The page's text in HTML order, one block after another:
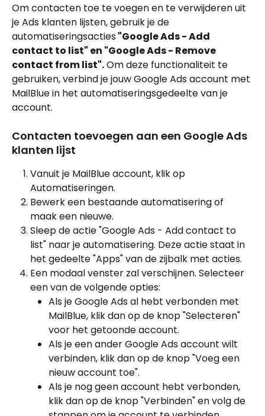
Om contacten toe te voegen en te verwijderen uit
je Ads klanten lijsten, gebruik je de
automatiseringsacties "Google Ads - Add
contact to list" en "Google Ads - Remove
contact from list". Om deze functionaliteit te
gebruiken, verbind je jouw Google Ads account met
MailBlue in het automatiseringsgedeelte van je
account.
Contacten toevoegen aan een Google Ads
klanten lijst
Vanuit je MailBlue account, klik op
Automatiseringen.
Bewerk een bestaande automatisering of
maak een nieuwe.
Sleep de actie "Google Ads - Add contact to
list" naar je automatisering. Deze actie staat in
het gedeelte "Apps" van de zijbalk met acties.
Een modaal venster zal verschijnen. Selecteer
een van de volgende opties:
Als je Google Ads al hebt verbonden met
MailBlue, klik dan op de knop "Selecteren"
voor het getoonde account.
Als je een ander Google Ads account wilt
verbinden, klik dan op de knop "Voeg een
nieuw account toe".
Als je nog geen account hebt verbonden,
klik dan op de knop "Verbinden" en volg de